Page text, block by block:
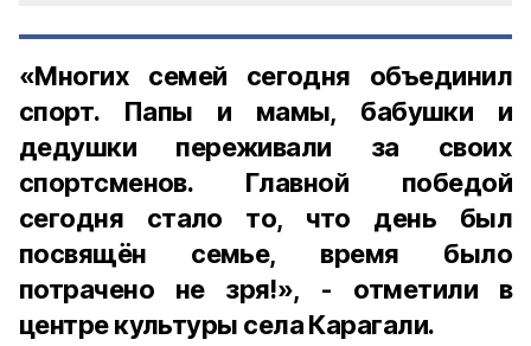
«Многих семей сегодня объединил
спорт. Папы и мамы, бабушки и
дедушки переживали за своих
спортсменов. Главной победой
сегодня стало то, что день был
посвящён семье, время было
потрачено не зря!», - отметили в
центре культуры села Карагали.